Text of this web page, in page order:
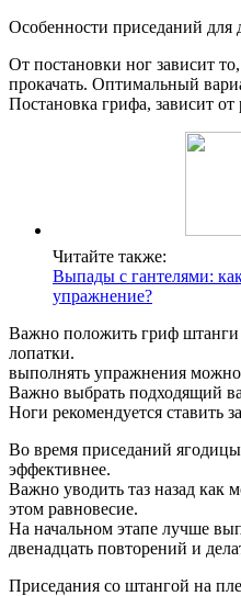
Особенности приседаний для
От постановки ног зависит
прокачать. Оптимальный
Постановка грифа, зависит
Читайте также:
Выпады с гантелями:
упражнение?
Важно положить гриф штанги
лопатки.
выполнять упражнения
Важно выбрать подходящий
Ноги рекомендуется ставить
Во время приседаний
эффективнее.
Важно уводить таз назад как
этом равновесие.
На начальном этапе лучше
двенадцать повторений и
Приседания со штангой на